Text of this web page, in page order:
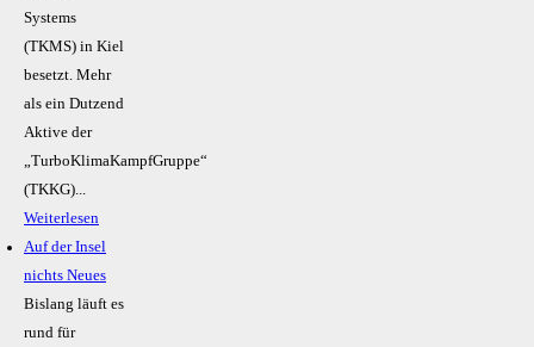
Systems
(TKMS) in Kiel
besetzt. Mehr
als ein Dutzend
Aktive der
„TurboKlimaKampfGruppe“
(TKKG)...
Weiterlesen
Auf der Insel
nichts Neues
Bislang läuft es
rund für